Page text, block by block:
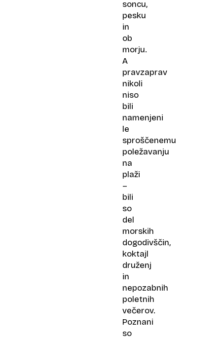
soncu,
pesku
in
ob
morju.
A
pravzaprav
nikoli
niso
bili
namenjeni
le
sproščenemu
poležavanju
na
plaži
–
bili
so
del
morskih
dogodivščin,
koktajl
druženj
in
nepozabnih
poletnih
večerov.
Poznani
so